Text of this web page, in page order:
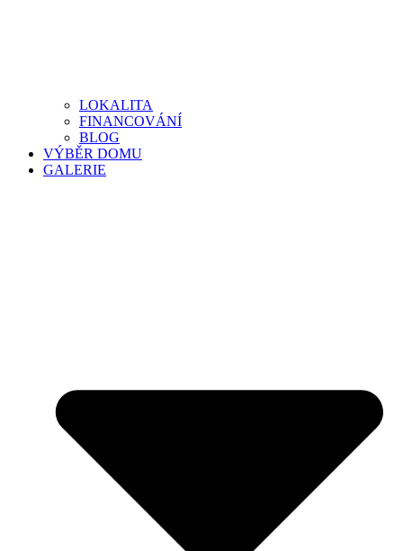
LOKALITA
FINANCOVÁNÍ
BLOG
VÝBĚR DOMU
GALERIE